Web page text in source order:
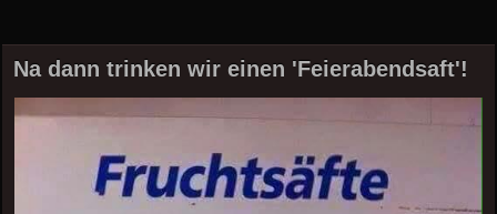
Na dann trinken wir einen 'Feierabendsaft'!